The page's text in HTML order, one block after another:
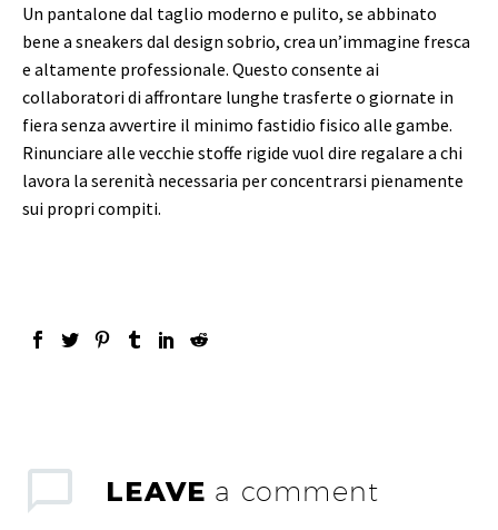
Un pantalone dal taglio moderno e pulito, se abbinato
bene a sneakers dal design sobrio, crea un’immagine fresca
e altamente professionale. Questo consente ai
collaboratori di affrontare lunghe trasferte o giornate in
fiera senza avvertire il minimo fastidio fisico alle gambe.
Rinunciare alle vecchie stoffe rigide vuol dire regalare a chi
lavora la serenità necessaria per concentrarsi pienamente
sui propri compiti.
LEAVE a comment